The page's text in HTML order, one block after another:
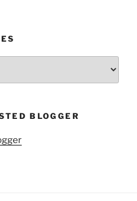
BLOGGER